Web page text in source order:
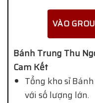
VÀO
Bánh Trung Thu
Cam Kết
Tổng kho sỉ
với số lượng lớn.